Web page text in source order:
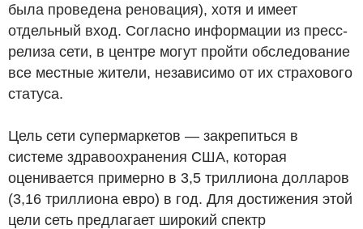
была проведена реновация), хотя и имеет
отдельный вход. Согласно информации из пресс-
релиза сети, в центре могут пройти обследование
все местные жители, независимо от их страхового
статуса.
Цель сети супермаркетов — закрепиться в
системе здравоохранения США, которая
оценивается примерно в 3,5 триллиона долларов
(3,16 триллиона евро) в год. Для достижения этой
цели сеть предлагает широкий спектр